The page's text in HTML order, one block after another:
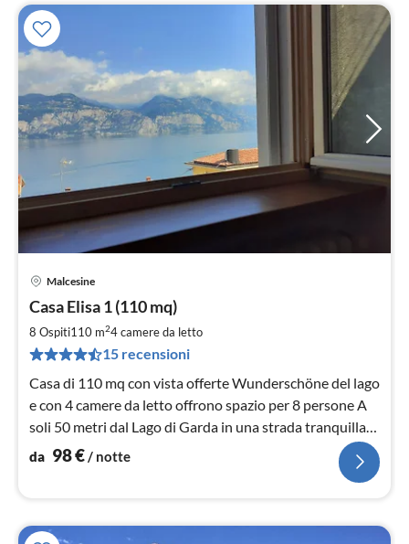
Malcesine
Casa Elisa 1 (110 mq)
8 Ospiti110 m24camere da letto
15 recensioni
Casa di 110 mq con vista offerte Wunderschöne del lago
e con 4 camere da letto offrono spazio per 8 persone A
soli 50 metri dal Lago di Garda in una strada tranquilla
Garage a 70 metri.
da 98€/ notte